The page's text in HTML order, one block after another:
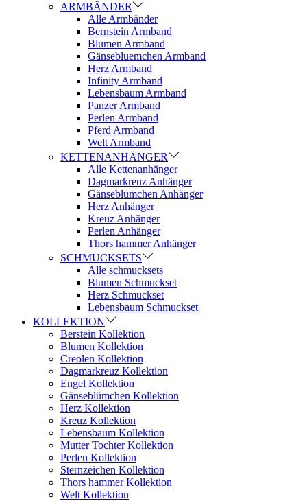
ARMBÄNDER
Alle Armbänder
Bernstein Armband
Blumen Armband
Gänsebluemchen Armband
Herz Armband
Infinity Armband
Lebensbaum Armband
Panzer Armband
Perlen Armband
Pferd Armband
Welt Armband
KETTENANHÄNGER
Alle Kettenanhänger
Dagmarkreuz Anhänger
Gänseblümchen Anhänger
Herz Anhänger
Kreuz Anhänger
Perlen Anhänger
Thors hammer Anhänger
SCHMUCKSETS
Alle schmucksets
Blumen Schmuckset
Herz Schmuckset
Lebensbaum Schmuckset
KOLLEKTION
Berstein Kollektion
Blumen Kollektion
Creolen Kollektion
Dagmarkreuz Kollektion
Engel Kollektion
Gänseblümchen Kollektion
Herz Kollektion
Kreuz Kollektion
Lebensbaum Kollektion
Mutter Tochter Kollektion
Perlen Kollektion
Sternzeichen Kollektion
Thors hammer Kollektion
Welt Kollektion